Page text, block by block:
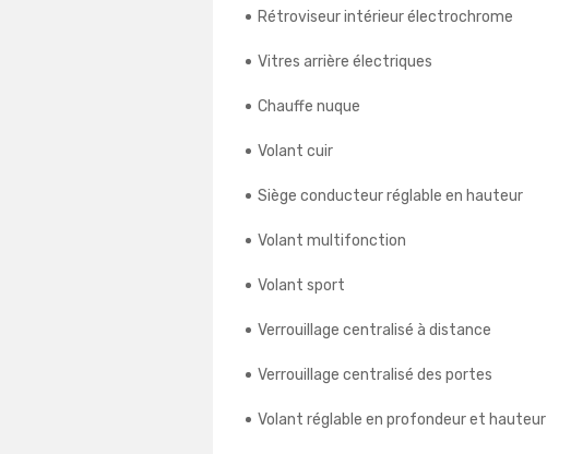
Rétroviseur intérieur électrochrome
Vitres arrière électriques
Chauffe nuque
Volant cuir
Siège conducteur réglable en hauteur
Volant multifonction
Volant sport
Verrouillage centralisé à distance
Verrouillage centralisé des portes
Volant réglable en profondeur et hauteur